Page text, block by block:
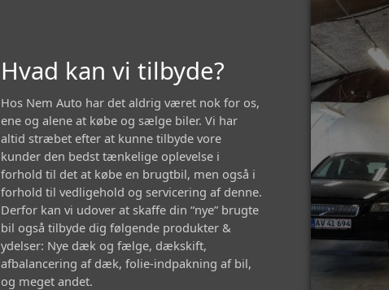
Hvad kan vi tilbyde?
Hos Nem Auto har det aldrig været nok for os,
ene og alene at købe og sælge biler. Vi har
altid stræbet efter at kunne tilbyde vore
kunder den bedst tænkelige oplevelse i
forhold til det at købe en brugtbil, men også i
forhold til vedligehold og servicering af denne.
Derfor kan vi udover at skaffe din “nye” brugte
bil også tilbyde dig følgende produkter &
ydelser: Nye dæk og fælge, dækskift,
afbalancering af dæk, folie-indpakning af bil,
og meget andet.